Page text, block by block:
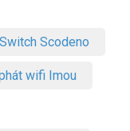
Switch Scodeno
wifi Imou